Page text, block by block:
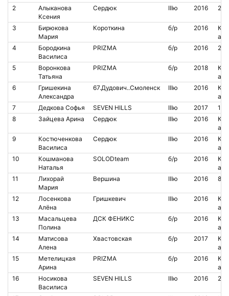
2
Алыканова
Ксения
Сердюк IIIю 2016
3
Бирюкова
Мария
Короткина б/р 2016
4
Бородкина
Василиса
PRIZMA б/р 2016
5
Воронкова
Татьяна
PRIZMA б/р 2018
6
Гришекина
Александра
67.Дудович..Смоленск IIIю 2016
7
Дедкова Софья SEVEN HILLS IIIю 2017
8
Зайцева Арина Сердюк IIIю 2016
9
Костюченкова
Василиса
Сердюк IIIю 2016
10
Кошманова
Наталья
SOLODteam б/р 2016
11
Лихорай
Мария
Вершина IIIю 2016
12
Лосенкова
Алёна
Гришкевич IIIю 2016
13
Масальцева
Полина
ДСК ФЕНИКС б/р 2016
14
Матисова
Алена
Хвастовская б/р 2017
15
Метелицкая
Арина
PRIZMA б/р 2016
16
Носикова
Василиса
SEVEN HILLS IIIю 2016